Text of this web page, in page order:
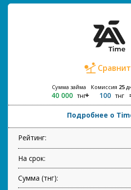
Сумма займа
40 000 тнг
Комиссия 25
100 тнг
Подробнее о
Рейтинг:
На срок:
Сумма (тнг):